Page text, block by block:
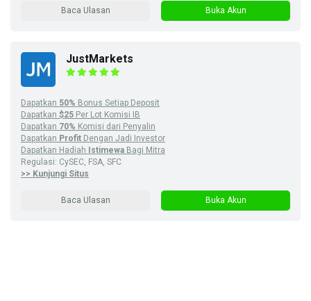
Baca Ulasan Buka Akun
JustMarkets
Dapatkan 50% Bonus Setiap Deposit
Dapatkan $25 Per Lot Komisi IB
Dapatkan 70% Komisi dari Penyalin
Dapatkan Profit Dengan Jadi Investor
Dapatkan Hadiah
Istimewa Bagi Mitra
Regulasi: CySEC, FSA, SFC
>> Kunjungi Situs
Baca Ulasan Buka Akun